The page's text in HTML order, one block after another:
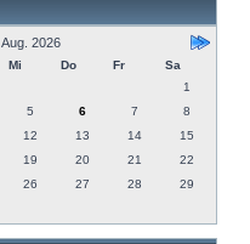
Aug. 2026
Mi Do Fr
Sa
1
5 6 7
8
12 13 14
15
19 20 21
22
26 27 28
29